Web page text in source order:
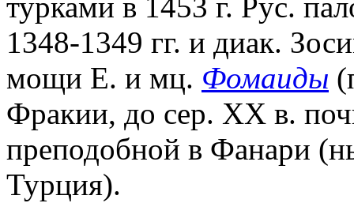
турками в 1453 г. Рус.
1348-1349 гг. и диак.
мощи Е. и мц. Фомаиды
Фракии, до сер. XX в.
преподобной в Фанари
Турция).